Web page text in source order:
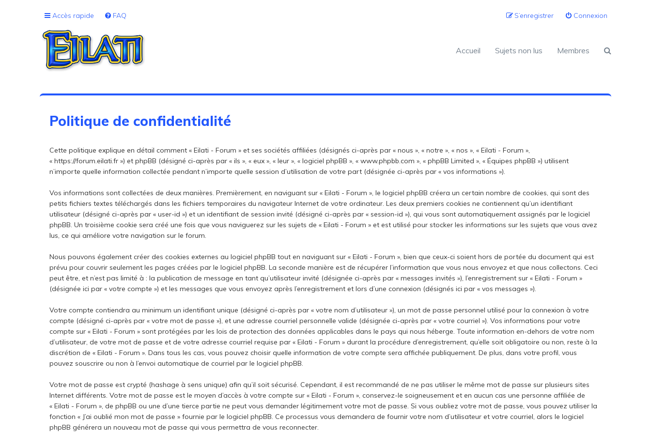
Accès rapide FAQ Connexion
S’enregistrer
Accueil Sujets non lus Membres
Politique de confidentialité
Cette politique explique en détail comment « Eilati - Forum » et ses sociétés affiliées (désignés ci-après par « nous », « notre », « nos », « Eilati - Forum »,
« https://forum.eilati.fr ») et phpBB (désigné ci-après par « ils », « eux », « leur », « logiciel phpBB », « www.phpbb.com », « phpBB Limited », « Équipes phpBB ») utilisent
n’importe quelle information collectée pendant n’importe quelle session d’utilisation de votre part (désignée ci-après par « vos informations »).
Vos informations sont collectées de deux manières. Premièrement, en naviguant sur « Eilati - Forum », le logiciel phpBB créera un certain nombre de cookies, qui sont des
petits fichiers textes téléchargés dans les fichiers temporaires du navigateur Internet de votre ordinateur. Les deux premiers cookies ne contiennent qu’un identifiant
utilisateur (désigné ci-après par « user-id ») et un identifiant de session invité (désigné ci-après par « session-id »), qui vous sont automatiquement assignés par le logiciel
phpBB. Un troisième cookie sera créé une fois que vous naviguerez sur les sujets de « Eilati - Forum » et est utilisé pour stocker les informations sur les sujets que vous avez
lus, ce qui améliore votre navigation sur le forum.
Nous pouvons également créer des cookies externes au logiciel phpBB tout en naviguant sur « Eilati - Forum », bien que ceux-ci soient hors de portée du document qui est
prévu pour couvrir seulement les pages créées par le logiciel phpBB. La seconde manière est de récupérer l’information que vous nous envoyez et que nous collectons. Ceci
peut être, et n’est pas limité à : la publication de message en tant qu’utilisateur invité (désignée ci-après par « messages invités »), l’enregistrement sur « Eilati - Forum »
(désignée ici par « votre compte ») et les messages que vous envoyez après l’enregistrement et lors d’une connexion (désignés ici par « vos messages »).
Votre compte contiendra au minimum un identifiant unique (désigné ci-après par « votre nom d’utilisateur »), un mot de passe personnel utilisé pour la connexion à votre
compte (désigné ci-après par « votre mot de passe »), et une adresse courriel personnelle valide (désignée ci-après par « votre courriel »). Vos informations pour votre
compte sur « Eilati - Forum » sont protégées par les lois de protection des données applicables dans le pays qui nous héberge. Toute information en-dehors de votre nom
d’utilisateur, de votre mot de passe et de votre adresse courriel requise par « Eilati - Forum » durant la procédure d’enregistrement, qu’elle soit obligatoire ou non, reste à la
discrétion de « Eilati - Forum ». Dans tous les cas, vous pouvez choisir quelle information de votre compte sera affichée publiquement. De plus, dans votre profil, vous
pouvez souscrire ou non à l’envoi automatique de courriel par le logiciel phpBB.
Votre mot de passe est crypté (hashage à sens unique) afin qu’il soit sécurisé. Cependant, il est recommandé de ne pas utiliser le même mot de passe sur plusieurs sites
Internet différents. Votre mot de passe est le moyen d’accès à votre compte sur « Eilati - Forum », conservez-le soigneusement et en aucun cas une personne affiliée de
« Eilati - Forum », de phpBB ou une d’une tierce partie ne peut vous demander légitimement votre mot de passe. Si vous oubliez votre mot de passe, vous pouvez utiliser la
fonction « J’ai oublié mon mot de passe » fournie par le logiciel phpBB. Ce processus vous demandera de fournir votre nom d’utilisateur et votre courriel, alors le logiciel
phpBB générera un nouveau mot de passe qui vous permettra de vous reconnecter.